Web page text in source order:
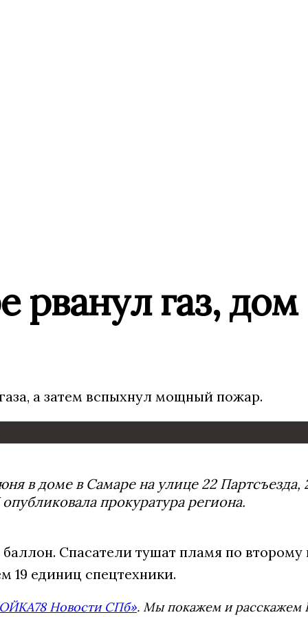
рванул газ, дом
а затем вспыхнул мощный пожар.
в доме в Самаре на улице 22 Партсъезда,
прокуратура региона.
Спасатели тушат пламя по
19 единиц спецтехники.
Новости СПб». Мы покажем и расскажем